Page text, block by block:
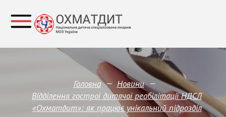
Головна — Новини —
Відділення гострої дитячої реабілітації НДСЛ
«Охматдит»: як працює унікальний підрозділ